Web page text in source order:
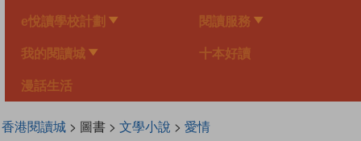
e悅讀學校計劃 閱讀服務
我的閱讀城 十本好讀
漫話生活
香港閱讀城> 圖書 > 文學小說 > 愛情